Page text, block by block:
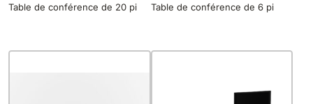
Table de conférence de 20 pi Table de conférence de 6 pi